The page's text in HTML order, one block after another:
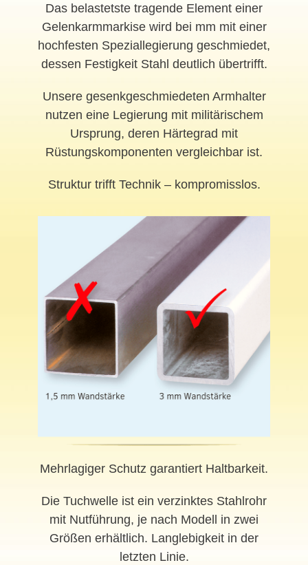
Das belastetste tragende Element einer
Gelenkarmmarkise wird bei mm mit einer
hochfesten Speziallegierung geschmiedet,
dessen Festigkeit Stahl deutlich übertrifft.
Unsere gesenkgeschmiedeten Armhalter
nutzen eine Legierung mit militärischem
Ursprung, deren Härtegrad mit
Rüstungskomponenten vergleichbar ist.
Struktur trifft Technik – kompromisslos.
Mehrlagiger Schutz garantiert Haltbarkeit.
Die Tuchwelle ist ein verzinktes Stahlrohr
mit Nutführung, je nach Modell in zwei
Größen erhältlich. Langlebigkeit in der
letzten Linie.